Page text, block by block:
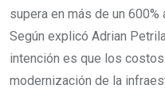
supera en más de un
Según explicó Adrian
intención es que los
modernización de la